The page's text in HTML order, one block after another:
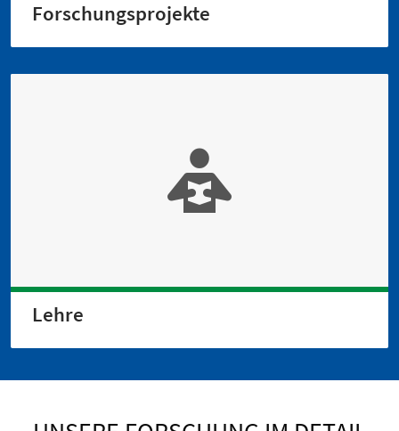
Forschungsprojekte
Lehre